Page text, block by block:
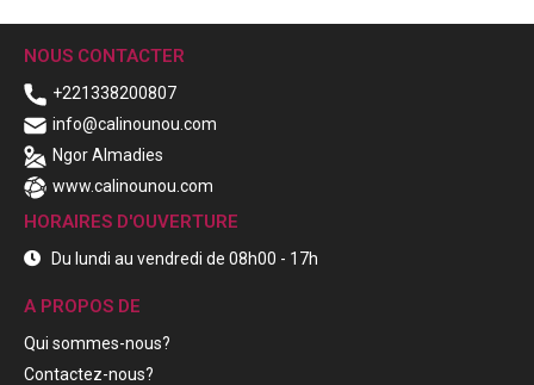
NOUS CONTACTER
+221338200807
info@calinounou.com
Ngor Almadies
www.calinounou.com
HORAIRES D'OUVERTURE
Du lundi au vendredi de 08h00 - 17h
A PROPOS DE
Qui sommes-nous?
Contactez-nous?